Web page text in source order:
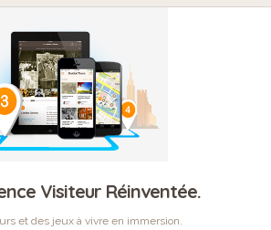
Visiteur Réinventée.
et des jeux à vivre en immersion.